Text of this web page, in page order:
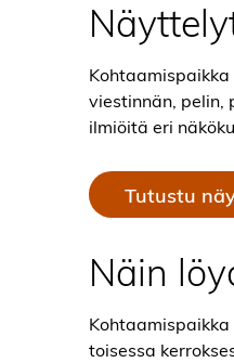
viestinnän, pelin,
ilmiöitä eri
Tutustu
Näin
toisessa